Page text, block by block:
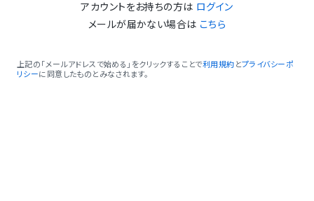
アカウントをお持ちの方は ログイン
メールが届かない場合は こちら
上記の「メールアドレスで始める」をクリックすることで利用規約 とプライバシーポ
リシーに同意したものとみなされます。